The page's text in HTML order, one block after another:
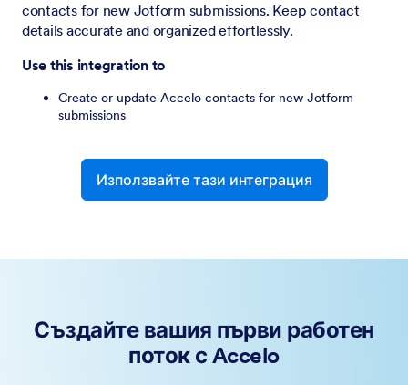
contacts for new Jotform submissions. Keep contact
details accurate and organized effortlessly.
Use this integration to
Create or update Accelo contacts for new Jotform
submissions
Използвайте тази интеграция
Създайте вашия първи работен
поток с Accelo